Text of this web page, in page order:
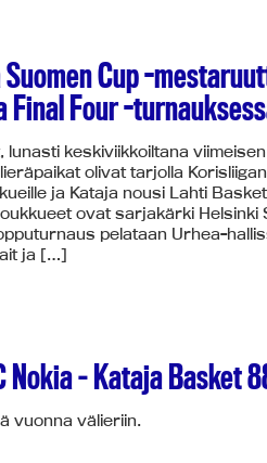
Cup -
Final Four -
keskiviikkoiltana
olivat tarjolla
ja Kataja nousi Lahti
ovat sarjakärki Helsinki
pelataan Urhea-
ja […]
Nokia – Kataja Basket
vuonna välieriin.